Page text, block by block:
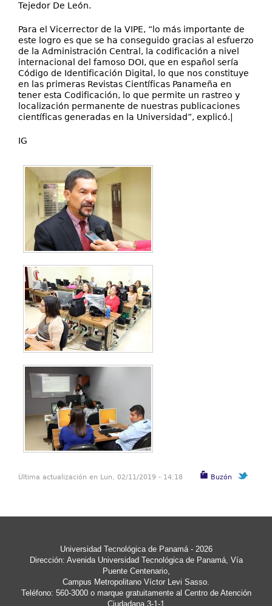
Tejedor De León.
Para el Vicerrector de la VIPE, “lo más importante de
este logro es que se ha conseguido gracias al esfuerzo
de la Administración Central, la codificación a nivel
internacional del famoso DOI, que en español sería
Código de Identificación Digital, lo que nos constituye
en las primeras Revistas Científicas Panameña en
tener esta Codificación, lo que permite un rastreo y
localización permanente de nuestras publicaciones
científicas generadas en la Universidad”, explicó.|
IG
Buzón
Última actualización en Lun, 02/11/2019 - 14:18
Universidad Tecnológica de Panamá - 2026
Dirección: Avenida Universidad Tecnológica de Panamá, Vía
Puente Centenario,
Campus Metropolitano Víctor Levi Sasso.
Teléfono: 560-3000 o marque gratuitamente al Centro de Atención
Ciudadana 3-1-1